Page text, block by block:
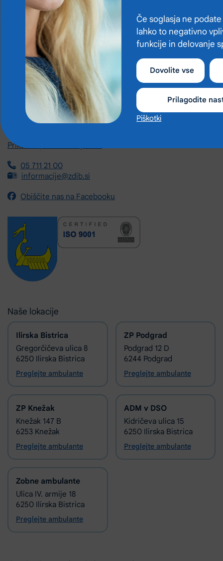
Če soglasja ne
lahko to negativno
funkcije in delovanje
Dovolite vse
Prilagodite
Piškotki
Zdravstveni dom Ilirska Bistrica
Gregorčičeva ulica 8
Prikažite pot na zemljevidu
05 711 21 00
informacije@zdib.si
Obiščite nas na Facebooku
Naše lokacije
Ilirska Bistrica
Gregorčičeva ulica 8
6250 Ilirska Bistrica
Preglejte ambulante
ZP Podgrad
Podgrad 12 D
6244 Podgrad
Preglejte ambulante
ZP Knežak
Knežak 147 B
6253 Knežak
Preglejte ambulante
ADM v DSO
Kidričeva ulica 15
6250 Ilirska Bistrica
Preglejte ambulante
Zobne ambulante
Ulica IV. armije 18
6250 Ilirska Bistrica
Preglejte ambulante